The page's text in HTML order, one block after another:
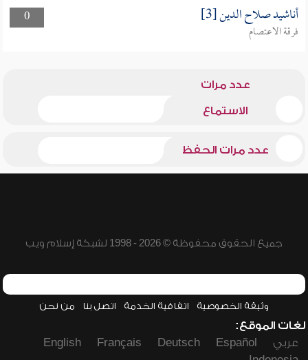
0
أناشيد صلاح الدين [3]
فرقة الاعتصام
عدد مرات
الاستماع
عدد مرات الحفظ
جميع الحقوق محفوظة © 2026 - 1998 لشبكة إسلام ويب
وثيقة الخصوصية اتفاقية الخدمة اتصل بنا من نحن
لغات الموقع:
عربي
Español
Deutsch
Français
English